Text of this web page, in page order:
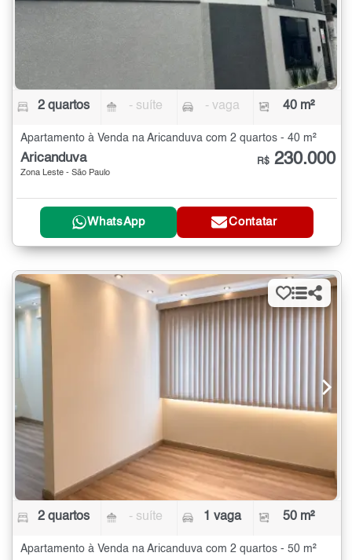
2 quartos - suíte - vaga 40 m²
Apartamento à Venda na Aricanduva com 2 quartos - 40 m²
Aricanduva
Zona Leste - São Paulo
R$ 230.000
WhatsApp Contatar
2 quartos - suíte 1 vaga 50 m²
Apartamento à Venda na Aricanduva com 2 quartos - 50 m²